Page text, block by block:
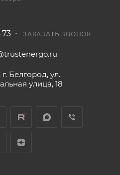
ЗАКАЗАТЬ ЗВОНОК
Белгород, ул.
улица, 18